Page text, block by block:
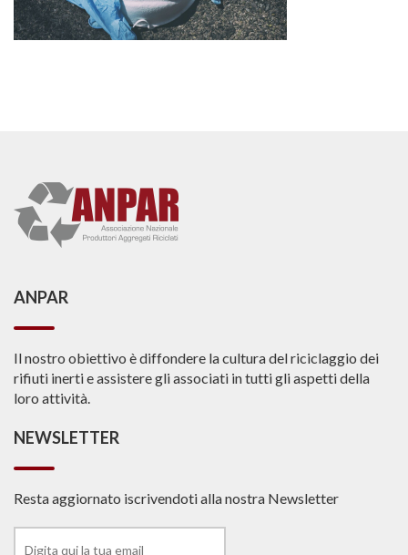
ANPAR
Il nostro obiettivo è diffondere la cultura del riciclaggio dei
rifiuti inerti e assistere gli associati in tutti gli aspetti della
loro attività.
NEWSLETTER
Resta aggiornato iscrivendoti alla nostra Newsletter